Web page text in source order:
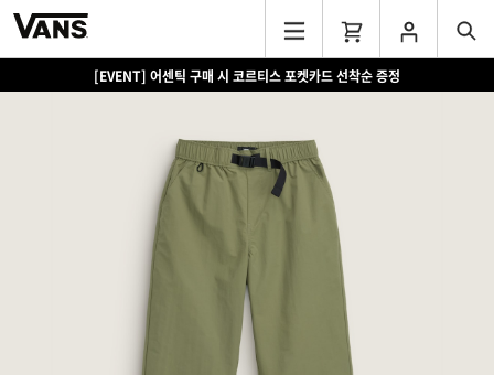
[EVENT] 15만원 이상 구매 시 쿨러백 증정